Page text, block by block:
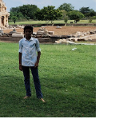
மையம்,
மாற்று...